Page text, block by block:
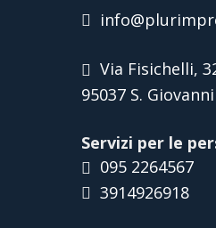
Via Fisichelli,
95037 S.
Servizi per le
095 2264567
3914926918